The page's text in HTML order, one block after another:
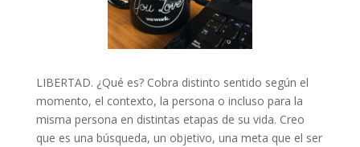
LIBERTAD. ¿Qué es? Cobra distinto sentido según el
momento, el contexto, la persona o incluso para la
misma persona en distintas etapas de su vida. Creo
que es una búsqueda, un objetivo, una meta que el ser